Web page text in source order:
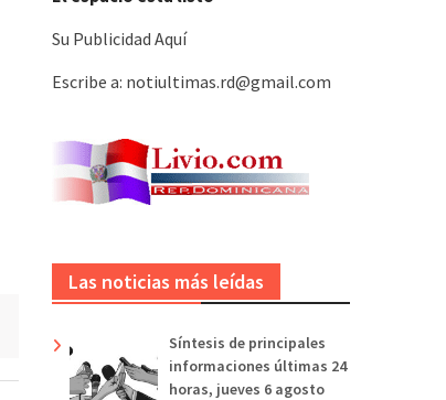
Su Publicidad Aquí
Escribe a: notiultimas.rd@gmail.com
Las noticias más leídas
Síntesis de principales
informaciones últimas 24
horas, jueves 6 agosto